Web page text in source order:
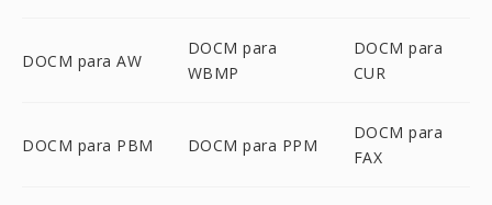
DOCM para AW
DOCM para
WBMP
DOCM para
CUR
DOCM para PBM DOCM para PPM
DOCM para
FAX